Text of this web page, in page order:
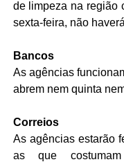
de limpeza na região
sexta-feira, não
Bancos
As agências
abrem nem quinta
Correios
As agências estarão
as que